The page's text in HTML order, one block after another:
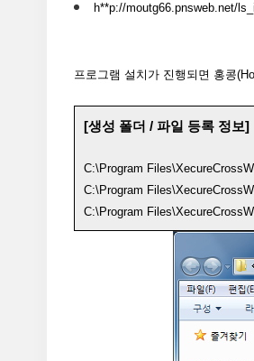
h**p://moutg66.pnsweb.net/
프로그램 설치가 진행되면 홍콩
[생성 폴더 / 파일 등록 정보]
C:\Program
C:\Program
C:\Program